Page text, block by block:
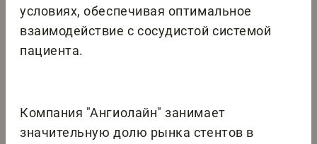
условиях, обеспечивая оптимальное
взаимодействие с сосудистой системой
пациента.
Компания "Ангиолайн" занимает
значительную долю рынка стентов в